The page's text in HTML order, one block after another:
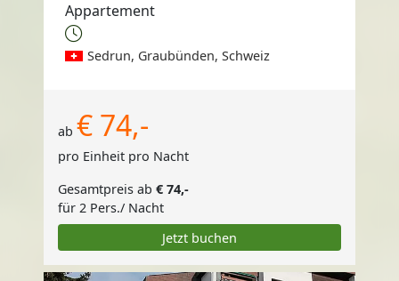
Appartement
Sedrun, Graubünden, Schweiz
ab € 74,-
pro Einheit pro Nacht
Gesamtpreis ab € 74,-
für 2 Pers./ Nacht
Jetzt buchen